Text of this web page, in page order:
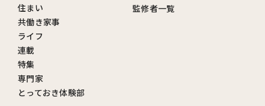
住まい
共働き家事
ライフ
連載
特集
専門家
とっておき体験部
監修者一覧